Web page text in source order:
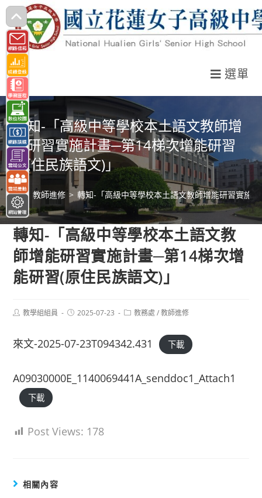
跳
轉
至
主
要
內
容
選單
轉知-「高級中等學校本土語文教師增
能研習實施計畫─第14梯次增能研習
(原住民族語文)」
> 教師進修 > 轉知-「高級中等學校本土語文教師增能研習實施
轉知-「高級中等學校本土語文教
師增能研習實施計畫─第14梯次增
能研習(原住民族語文)」
Post教學組組員
Post2025-07-23
Post教務處 / 教師進修
來文-2025-07-23T094342.431 下載
A09030000E_1140069441A_senddoc1_Attach1
下載
Post Views: 178
相關內容